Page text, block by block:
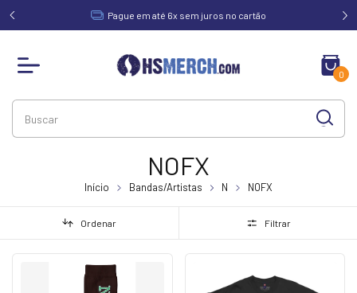
de Pague em até 6x sem juros no cartão
0
NOFX
Início Bandas/Artistas N NOFX
Ordenar Filtrar